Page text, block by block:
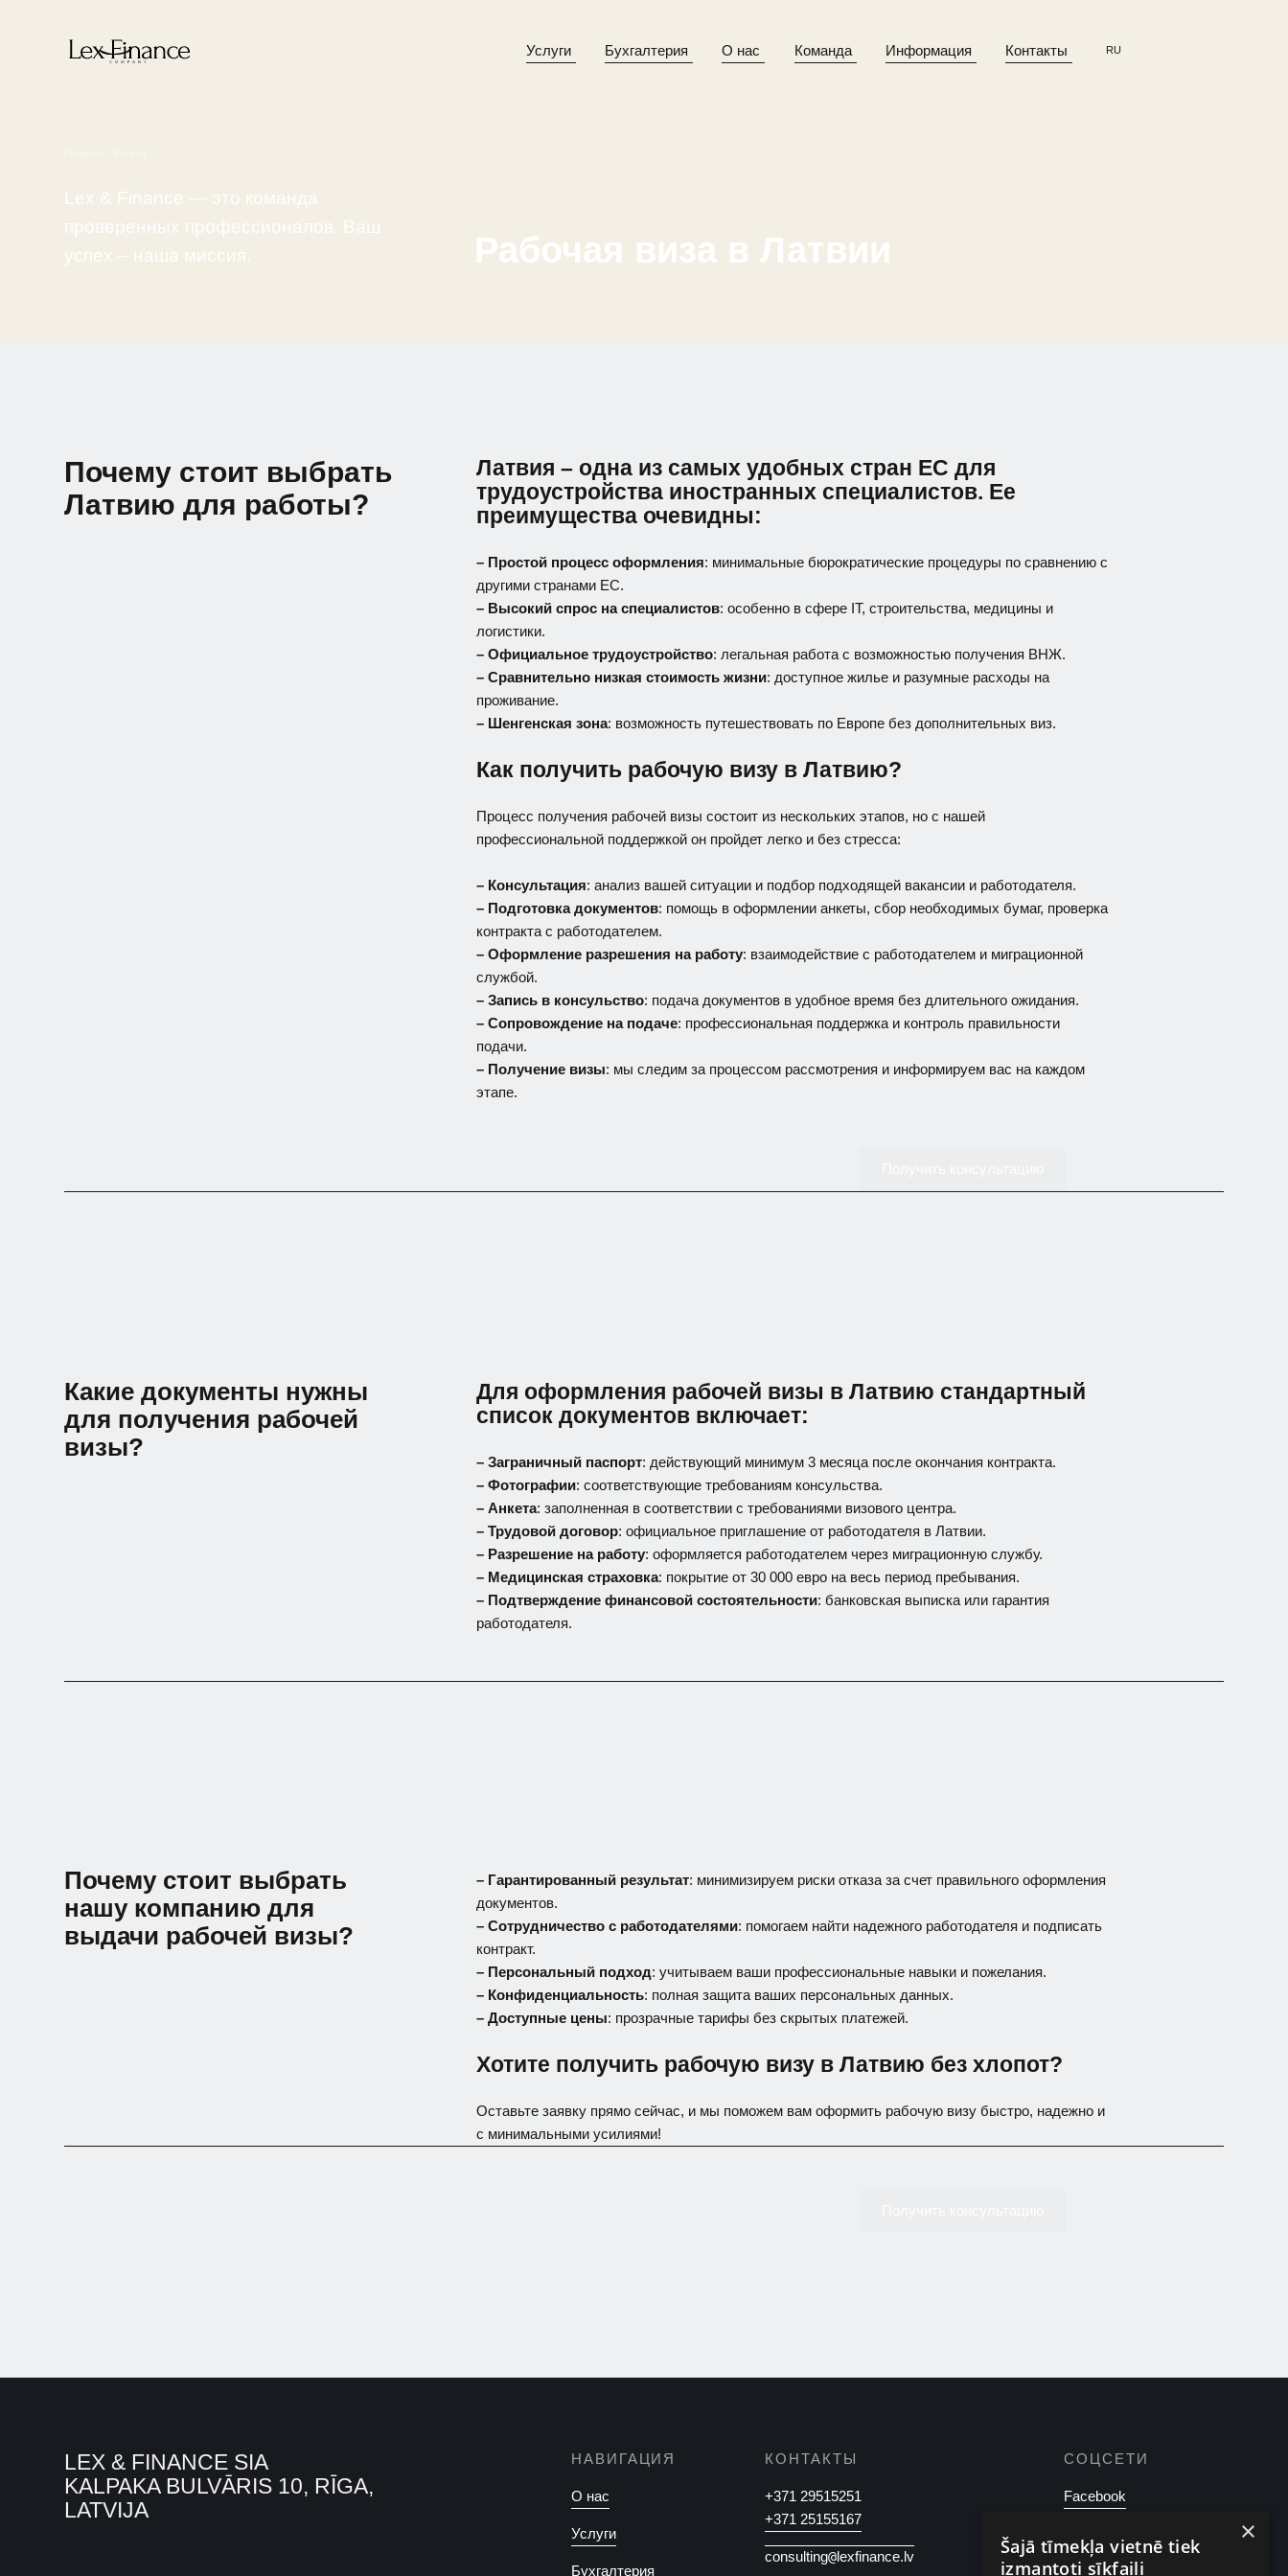
Услуги Бухгалтерия О нас Команда Информация Контакты RU
Рабочая виза в Латвии
Lex & Finance — это команда
проверенных профессионалов. Ваш
успех – наша миссия.
Почему стоит выбрать
Латвию для работы?
Латвия – одна из самых удобных стран ЕС для
трудоустройства иностранных специалистов. Ее
преимущества очевидны:
– Простой процесс оформления: минимальные бюрократические процедуры по сравнению с
другими странами ЕС.
– Высокий спрос на специалистов: особенно в сфере IT, строительства, медицины и
логистики.
– Официальное трудоустройство: легальная работа с возможностью получения ВНЖ.
– Сравнительно низкая стоимость жизни: доступное жилье и разумные расходы на
проживание.
– Шенгенская зона: возможность путешествовать по Европе без дополнительных виз.
Как получить рабочую визу в Латвию?
Процесс получения рабочей визы состоит из нескольких этапов, но с нашей
профессиональной поддержкой он пройдет легко и без стресса:
– Консультация: анализ вашей ситуации и подбор подходящей вакансии и работодателя.
– Подготовка документов: помощь в оформлении анкеты, сбор необходимых бумаг, проверка
контракта с работодателем.
– Оформление разрешения на работу: взаимодействие с работодателем и миграционной
службой.
– Запись в консульство: подача документов в удобное время без длительного ожидания.
– Сопровождение на подаче: профессиональная поддержка и контроль правильности
подачи.
– Получение визы: мы следим за процессом рассмотрения и информируем вас на каждом
этапе.
Какие документы нужны
для получения рабочей
визы?
Для оформления рабочей визы в Латвию стандартный
список документов включает:
– Заграничный паспорт: действующий минимум 3 месяца после окончания контракта.
– Фотографии: соответствующие требованиям консульства.
– Анкета: заполненная в соответствии с требованиями визового центра.
– Трудовой договор: официальное приглашение от работодателя в Латвии.
– Разрешение на работу: оформляется работодателем через миграционную службу.
– Медицинская страховка: покрытие от 30 000 евро на весь период пребывания.
– Подтверждение финансовой состоятельности: банковская выписка или гарантия
работодателя.
Почему стоит выбрать
нашу компанию для
выдачи рабочей визы?
– Гарантированный результат: минимизируем риски отказа за счет правильного оформления
документов.
– Сотрудничество с работодателями: помогаем найти надежного работодателя и подписать
контракт.
– Персональный подход: учитываем ваши профессиональные навыки и пожелания.
– Конфиденциальность: полная защита ваших персональных данных.
– Доступные цены: прозрачные тарифы без скрытых платежей.
Хотите получить рабочую визу в Латвию без хлопот?
Оставьте заявку прямо сейчас, и мы поможем вам оформить рабочую визу быстро, надежно и
с минимальными усилиями!
LEX & FINANCE SIA
KALPAKA BULVĀRIS 10, RĪGA,
LATVIJA
НАВИГАЦИЯ
О нас
Услуги
Бухгалтерия
КОНТАКТЫ
+371 29515251
+371 25155167
consulting@lexfinance.lv
СОЦСЕТИ
Facebook
×
Šajā tīmekļa vietnē tiek
izmantoti sīkfaili